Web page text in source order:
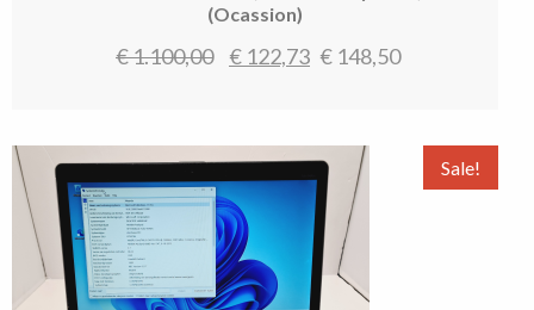
(Ocassion)
€1.100,00
Oorspronkelijke
€ 1.100,00.
€ 122,73 Huidige
€ 122,73.
€ 148,50
Sale!